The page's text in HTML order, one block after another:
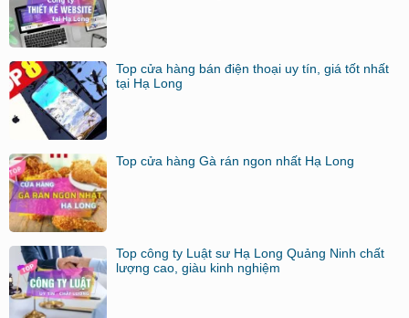
Top cửa hàng bán điện thoại uy tín, giá tốt nhất
tại Hạ Long
Top cửa hàng Gà rán ngon nhất Hạ Long
Top công ty Luật sư Hạ Long Quảng Ninh chất
lượng cao, giàu kinh nghiệm